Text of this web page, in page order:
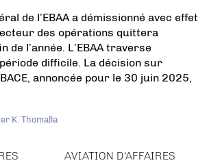
de l’EBAA a démissionné avec effet
des opérations quittera
de l’année. L’EBAA traverse
difficile. La décision sur
annoncée pour le 30 juin 2025,
K. Thomalla
AVIATION D'AFFAIRES